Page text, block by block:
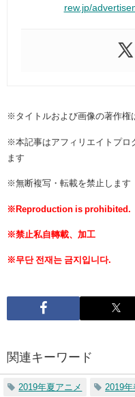
rew.jp/
※タイトルおよび画像の著作権
※本記事はアフィリエイトプロ
ます
※無断複写・転載を禁止します
※Reproduction is prohibited.
※禁止私自轉載、加工
※무단 전재는 금지입니다.
関連キーワード
2019年夏アニメ 2019年